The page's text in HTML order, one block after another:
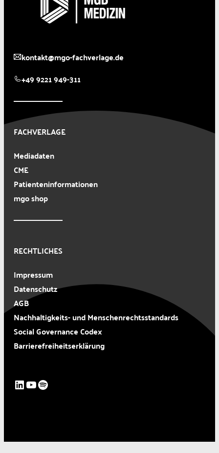
kontakt@mgo-fachverlage.de
+49 9221 949-311
FACHVERLAGE
Mediadaten
CME
Patienteninformationen
mgo shop
RECHTLICHES
Impressum
Datenschutz
AGB
Nachhaltigkeits- und Menschenrechtsstandards
Social Governance Codex
Barrierefreiheitserklärung
LinkedIn
YouTube
Spotify